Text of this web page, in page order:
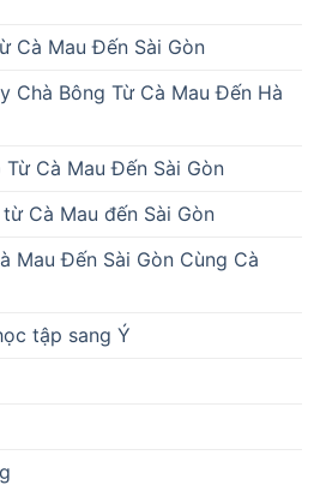
Cà Mau Đến Sài Gòn
Chà Bông Từ Cà Mau Đến Hà
Cà Mau Đến Sài Gòn
Cà Mau đến Sài Gòn
Mau Đến Sài Gòn Cùng Cà
tập sang Ý